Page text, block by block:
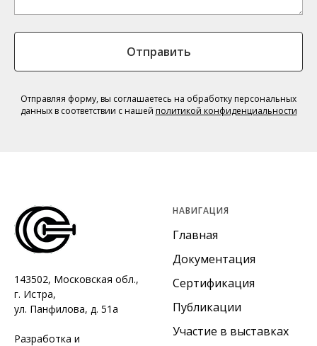
Отправить
Отправляя форму, вы соглашаетесь на обработку персональных
данных в соответствии с нашей политикой конфиденциальности
143502, Московская обл.,
г. Истра,
ул. Панфилова, д. 51а
Разработка и
НАВИГАЦИЯ
Главная
Документация
Сертификация
Публикации
Участие в выставках